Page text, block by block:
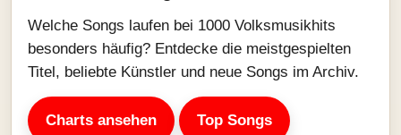
Welche Songs laufen bei 1000 Volksmusikhits
besonders häufig? Entdecke die meistgespielten
Titel, beliebte Künstler und neue Songs im Archiv.
Charts ansehen Top Songs